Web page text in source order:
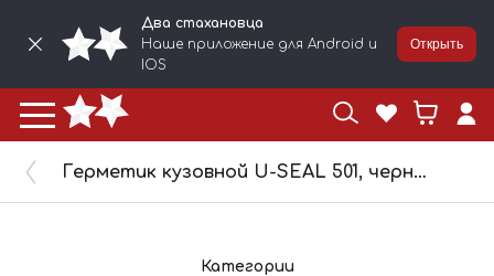
Два стахановца
Наше приложение для Android и
IOS
Открыть
Герметик кузовной U-SEAL 501, черный, 310 мл, 501B
Категории